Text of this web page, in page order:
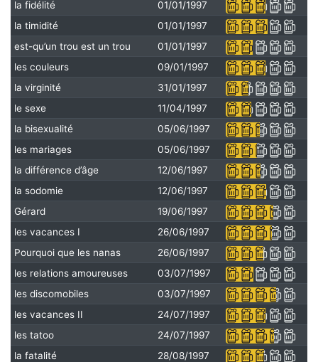
la fidélité
01/01/1997
la timidité
01/01/1997
est-qu’un trou est un trou
01/01/1997
les couleurs
09/01/1997
la virginité
31/01/1997
le sexe
11/04/1997
la bisexualité
05/06/1997
les mariages
05/06/1997
la différence d’âge
12/06/1997
la sodomie
12/06/1997
Gérard
19/06/1997
les vacances I
26/06/1997
Pourquoi que les nanas
26/06/1997
les relations amoureuses
03/07/1997
les discomobiles
03/07/1997
les vacances II
24/07/1997
les tatoo
24/07/1997
la fatalité
28/08/1997